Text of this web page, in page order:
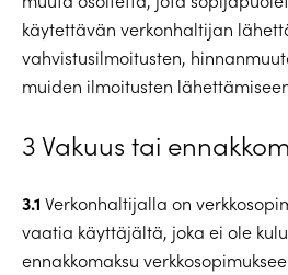
käytettävän verkonhaltijan
vahvistusilmoitusten,
muiden ilmoitusten
3 Vakuus tai
3.1 Verkonhaltijalla on
vaatia käyttäjältä, joka ei ole
ennakkomaksu